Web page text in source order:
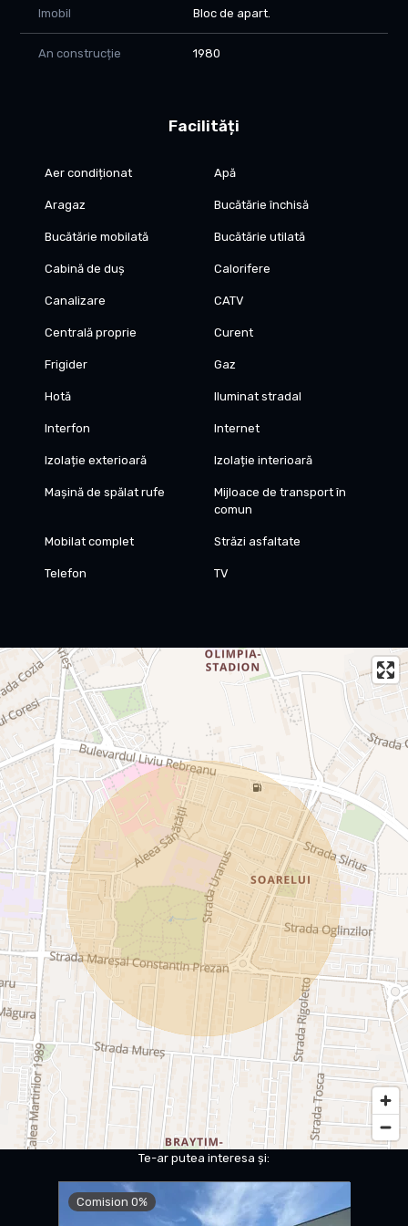
școliImobil Bloc de apart.
An construcție 1980
Facilități
Aer condiționat Apă
Aragaz Bucătărie închisă
Bucătărie mobilată Bucătărie utilată
Cabină de duș Calorifere
Canalizare CATV
Centrală proprie Curent
Frigider Gaz
Hotă Iluminat stradal
Interfon Internet
Izolație exterioară Izolație interioară
Mașină de spălat rufe
Mijloace de transport în
comun
Mobilat complet Străzi asfaltate
Telefon TV
Te-ar putea interesa și:
Comision 0%